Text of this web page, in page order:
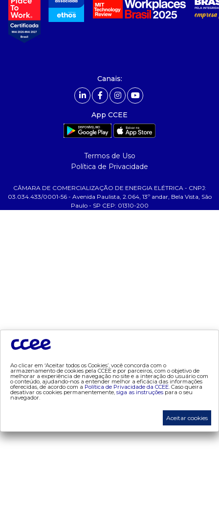
- Governança
- Nossos Associados
- integridade, riscos e auditoria
- Relatório de Sustentabilidade 2025
ajuda
dados e análises
- Consumo
- Contas Setoriais Old
- Contratos
- MCSD
Canais:
App CCEE
Termos de Uso
Política de Privacidade
CÂMARA DE COMERCIALIZAÇÃO DE ENERGIA ELÉTRICA - CNPJ:
03.034.433/0001-56 - Avenida Paulista, 2.064, 13º andar, Bela Vista, São
Paulo - SP CEP: 01310-200
Ao clicar em ‘Aceitar todos os Cookies’, você concorda com o
armazenamento de cookies pela CCEE e por parceiros, com o objetivo de
melhorar a experiência de navegação no site e a interação do usuário com
o conteúdo, ajudando-nos a entender melhor a eficácia das informações
oferecidas, de acordo com a Política de Privacidade da CCEE. Caso queira
desativar os cookies permanentemente, siga as instruções para o seu
navegador.
Aceitar cookies